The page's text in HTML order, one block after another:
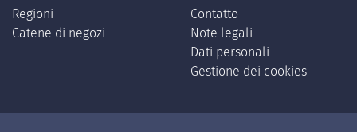
Regioni
Catene di negozi
Contatto
Note legali
Dati personali
Gestione dei cookies